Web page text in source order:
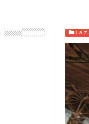
La zi